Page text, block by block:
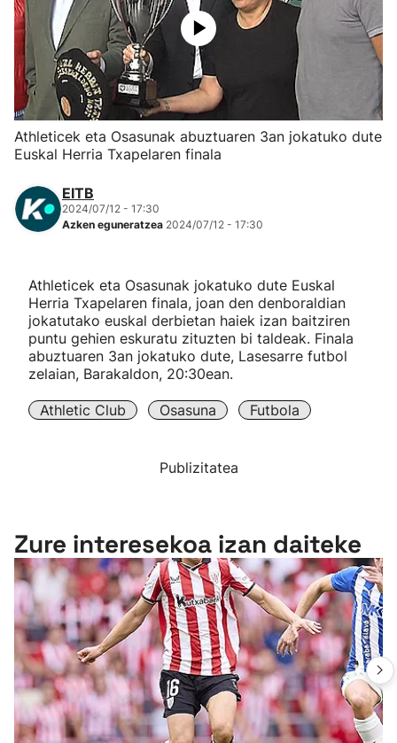
Herri-kirolak
Eskubaloia
Kirolak 360
Mendi-lasterketak
"Helmuga"
Athleticek eta Osasunak abuztuaren 3an jokatuko dute
Euskal Herria Txapelaren finala
EITB
2024/07/12 - 17:30
Azken eguneratzea 2024/07/12 - 17:30
Athleticek eta Osasunak jokatuko dute Euskal
Herria Txapelaren finala, joan den denboraldian
jokatutako euskal derbietan haiek izan baitziren
puntu gehien eskuratu zituzten bi taldeak. Finala
abuztuaren 3an jokatuko dute, Lasesarre futbol
zelaian, Barakaldon, 20:30ean.
Athletic Club Osasuna Futbola
Publizitatea
Zure interesekoa izan daiteke